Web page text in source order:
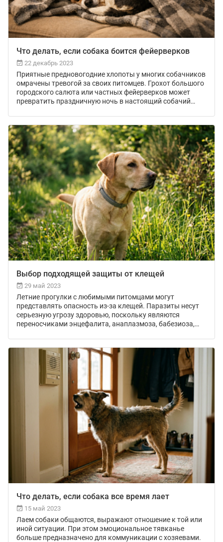
Что делать, если собака боится фейерверков
22 декабрь 2023
Приятные предновогодние хлопоты у многих собачников
омрачены тревогой за своих питомцев. Грохот большого
городского салюта или частных фейерверков может
превратить праздничную ночь в настоящий собачий
дрожать, метаться по дому, забиваться в углы.
Выбор подходящей защиты от клещей
29 май 2023
Летние прогулки с любимыми питомцами могут
представлять опасность из-за клещей. Паразиты несут
серьезную угрозу здоровью, поскольку являются
переносчиками энцефалита, анаплазмоза, бабезиоза,
Что делать, если собака все время лает
15 май 2023
Лаем собаки общаются, выражают отношение к той или
иной ситуации. При этом эмоциональное тявканье
больше предназначено для коммуникации с хозяевами.